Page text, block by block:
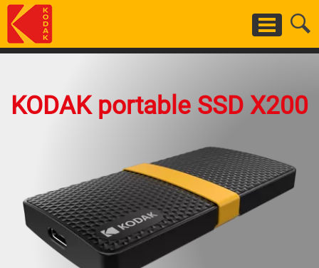
Skip
to
main
KODAK portable SSD X200